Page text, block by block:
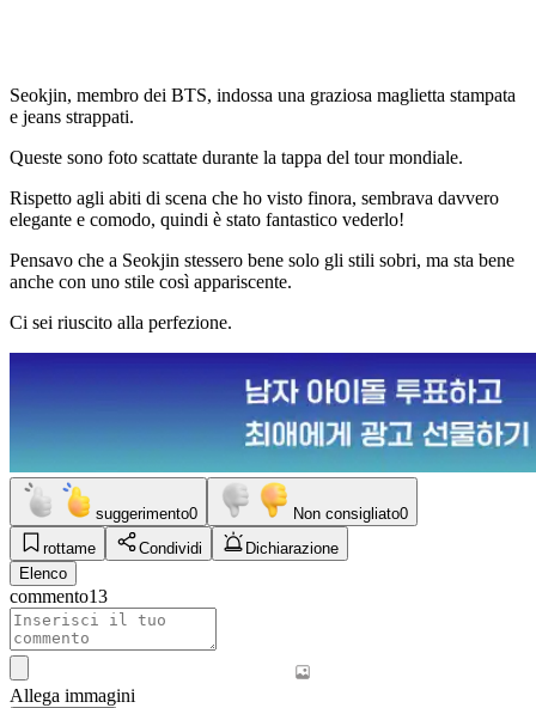
Seokjin, membro dei BTS, indossa una graziosa maglietta stampata
e jeans strappati.
Queste sono foto scattate durante la tappa del tour mondiale.
Rispetto agli abiti di scena che ho visto finora, sembrava davvero
elegante e comodo, quindi è stato fantastico vederlo!
Pensavo che a Seokjin stessero bene solo gli stili sobri, ma sta bene
anche con uno stile così appariscente.
Ci sei riuscito alla perfezione.
suggerimento0 Non consigliato0
rottame
Condividi
Dichiarazione
Elenco
commento13
Allega immagini